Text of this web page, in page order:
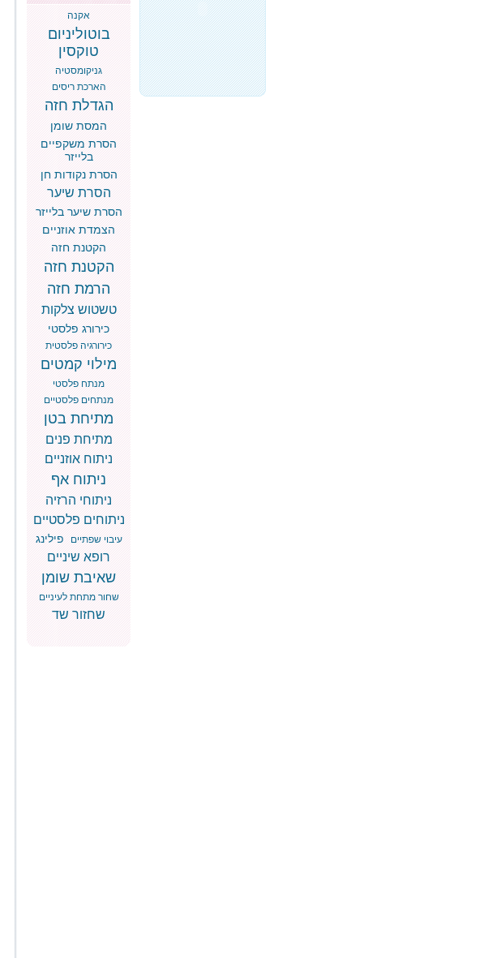
אקנה
בוטוליניום
טוקסין
גניקומסטיה
הארכת ריסים
הגדלת חזה
המסת שומן
הסרת משקפיים
בלייזר
הסרת נקודות חן
הסרת שיער
הסרת שיער בלייזר
הצמדת אוזניים
הקטנת חזה
הקטנת חזה
הרמת חזה
טשטוש צלקות
כירורג פלסטי
כירורגיה פלסטית
מילוי קמטים
מנתח פלסטי
מנתחים פלסטיים
מתיחת בטן
מתיחת פנים
ניתוח אוזניים
ניתוח אף
ניתוחי הרזיה
ניתוחים פלסטיים
עיבוי שפתיים פילינג
רופא שיניים
שאיבת שומן
שחור מתחת לעיניים
שחזור שד